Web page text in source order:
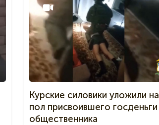
Курские силовики уложили на
пол присвоившего госденьги
общественника